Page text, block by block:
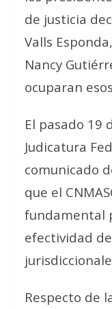
de justicia
Valls
Nancy
ocuparan
El pasado 19
Judicatura
comunicado
que el
fundamental
efectividad
Respecto de